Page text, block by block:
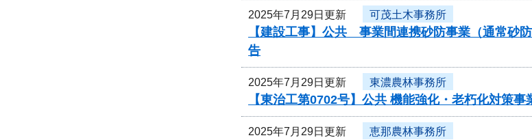
2025年7月29日更新 可茂土木事務所
【建設工事】公共 事業間連携砂防事業（通常砂
告
2025年7月29日更新 東濃農林事務所
【東治工第0702号】公共 機能強化・老朽化対策
2025年7月29日更新 恵那農林事務所